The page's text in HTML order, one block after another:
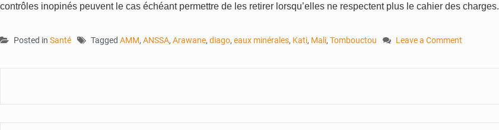
contrôles inopinés peuvent le cas échéant permettre de les retirer lorsqu’elles ne respectentplus le cahier des charges.
Posted in Santé Tagged AMM, ANSSA, Arawane, diago, eaux minérales, Kati, Mali, Tombouctou
Leave a Comment